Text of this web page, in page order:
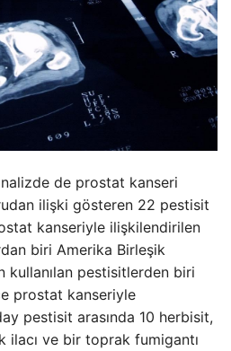
de prostat kanseri
ilişki gösteren 22 pestisit
kanseriyle ilişkilendirilen
biri Amerika Birleşik
kullanılan pestisitlerden biri
prostat kanseriyle
pestisit arasında 10 herbisit,
ve bir toprak fumigantı